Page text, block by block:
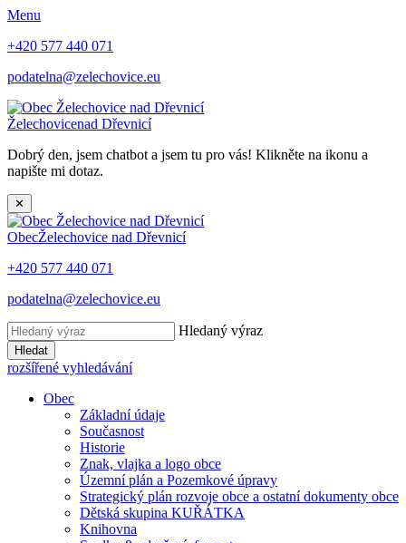
Menu
+420 577 440 071
podatelna@zelechovice.eu
Želechovicenad Dřevnicí
Dobrý den, jsem chatbot a jsem tu pro vás! Klikněte na ikonu a
napište mi dotaz.
✕
ObecŽelechovice nad Dřevnicí
+420 577 440 071
podatelna@zelechovice.eu
Hledaný výraz
Hledat
rozšířené vyhledávání
Obec
Základní údaje
Současnost
Historie
Znak, vlajka a logo obce
Územní plán a Pozemkové úpravy
Strategický plán rozvoje obce a ostatní dokumenty obce
Dětská skupina KUŘÁTKA
Knihovna